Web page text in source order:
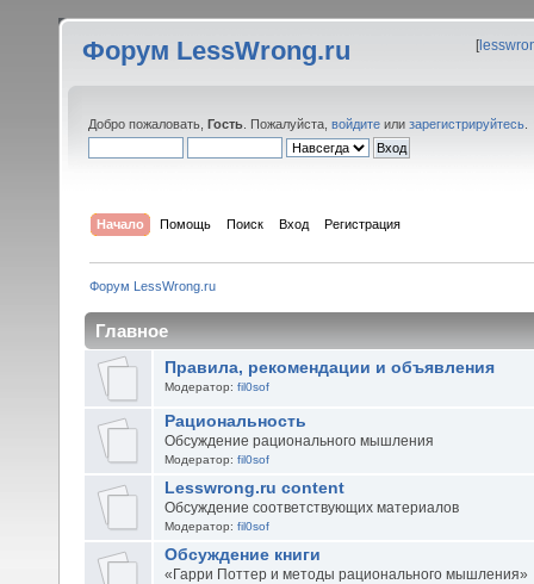
Форум LessWrong.ru [
Добро пожаловать, Гость . Пожалуйста, войдите или зарегистрируйтесь
Начало Помощь Поиск Вход Регистрация
Форум LessWrong.ru
Главное
Правила, рекомендации и объявления
Модератор: fil0sof
Рациональность
Обсуждение рационального мышления
Модератор: fil0sof
Lesswrong.ru content
Обсуждение соответствующих материалов
Модератор: fil0sof
Обсуждение книги
«Гарри Поттер и методы рационального мышления»